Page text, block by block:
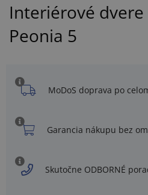
Interiérové dvere
Peonia 5
MoDoS doprava po
Garancia nákupu bez
Skutočne ODBORNÉ